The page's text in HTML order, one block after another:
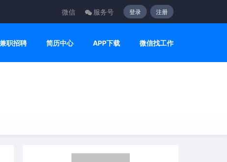
微信 服务号 登录 注册
兼职招聘 简历中心 APP下载 微信找工作